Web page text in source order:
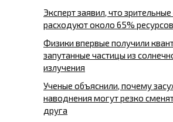
Эксперт заявил, что
расходуют около 65%
Физики впервые получили
запутанные частицы из
излучения
Ученые объяснили, почему
наводнения могут резко
друга